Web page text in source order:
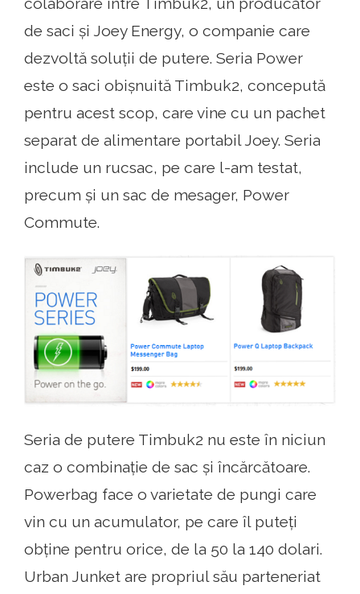
de saci și Joey Energy, o companie care
dezvoltă soluții de putere. Seria Power
este o saci obișnuită Timbuk2, concepută
pentru acest scop, care vine cu un pachet
separat de alimentare portabil Joey. Seria
include un rucsac, pe care l-am testat,
precum și un sac de mesager, Power
Commute.
Seria de putere Timbuk2 nu este în niciun
caz o combinație de sac și încărcătoare.
Powerbag face o varietate de pungi care
vin cu un acumulator, pe care îl puteți
obține pentru orice, de la 50 la 140 dolari.
Urban Junket are propriul său parteneriat